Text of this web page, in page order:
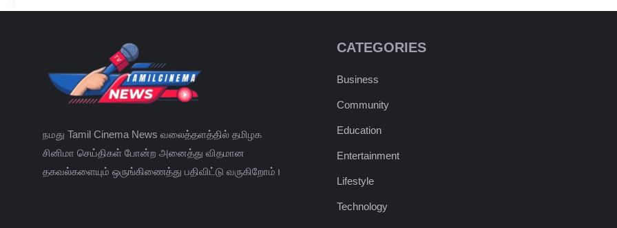
நமது Tamil Cinema News வலைத்தளத்தில் தமிழக
சினிமா செய்திகள் போன்ற அனைத்து விதமான
தகவல்களையும் ஒருங்கிணைத்து பதிவிட்டு வருகிறோம்।
CATEGORIES
Business
Community
Education
Entertainment
Lifestyle
Technology